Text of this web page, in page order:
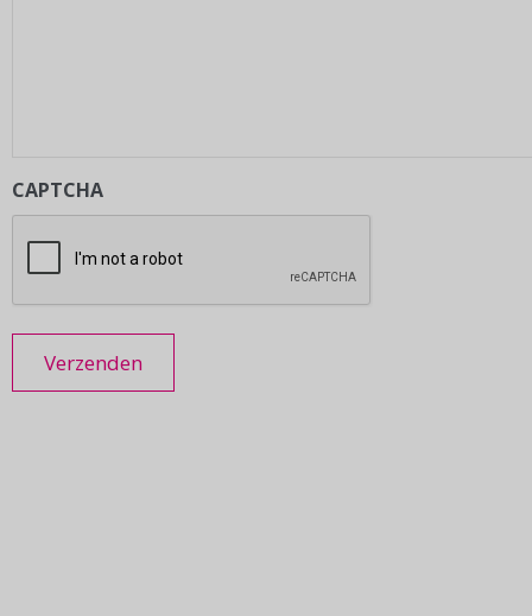
CAPTCHA